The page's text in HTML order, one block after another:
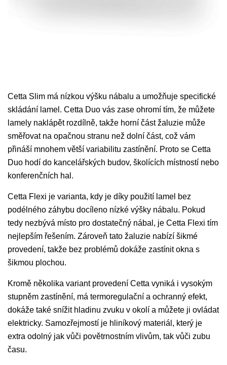
Cetta Slim má nízkou výšku nábalu a umožňuje specifické
skládání lamel. Cetta Duo vás zase ohromí tím, že můžete
lamely naklápět rozdílně, takže horní část žaluzie může
směřovat na opačnou stranu než dolní část, což vám
přináší mnohem větší variabilitu zastínění. Proto se Cetta
Duo hodí do kancelářských budov, školících místností nebo
konferenčních hal.
Cetta Flexi je varianta, kdy je díky použití lamel bez
podélného záhybu docíleno nízké výšky nábalu. Pokud
tedy nezbývá místo pro dostatečný nábal, je Cetta Flexi tím
nejlepším řešením. Zároveň tato žaluzie nabízí šikmé
provedení, takže bez problémů dokáže zastínit okna s
šikmou plochou.
Kromě několika variant provedení Cetta vyniká i vysokým
stupněm zastínění, má termoregulační a ochranný efekt,
dokáže také snížit hladinu zvuku v okolí a můžete ji ovládat
elektricky. Samozřejmostí je hliníkový materiál, který je
extra odolný jak vůči povětrnostním vlivům, tak vůči zubu
času.